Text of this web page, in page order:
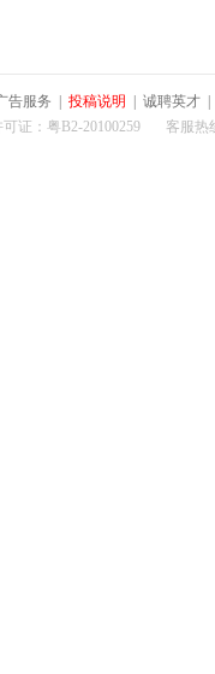
告服务 投稿说明 诚聘英才
可证：粤B2-20100259 客服